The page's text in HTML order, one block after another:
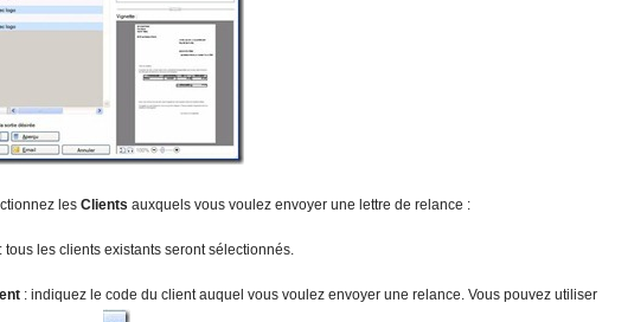
les Clients auxquels vous voulez envoyer une lettre de relance :
: tous les clients existants seront sélectionnés.
: indiquez le code du client auquel vous voulez envoyer une relance. Vous pouvez utiliser